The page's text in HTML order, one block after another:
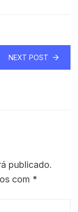
NEXT POST
publicado.
com *